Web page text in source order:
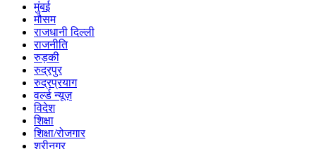
मुंबई
मौसम
राजधानी दिल्ली
राजनीति
रुड़की
रुद्रपुर
रुद्रप्रयाग
वर्ल्ड न्यूज़
विदेश
शिक्षा
शिक्षा/रोजगार
श्रीनगर